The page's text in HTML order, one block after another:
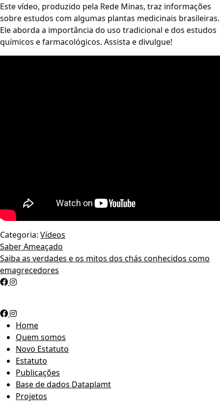
Este vídeo, produzido pela Rede Minas, traz informações
sobre estudos com algumas plantas medicinais brasileiras.
Ele aborda a importância do uso tradicional e dos estudos
químicos e farmacológicos. Assista e divulgue!
Categoria: Vídeos
Navegação
de
Post
Saber Ameaçado
Saiba as verdades e os mitos dos chás conhecidos como
emagrecedores
Home
Quem somos
Novo Estatuto
Estatuto
Publicações
Base de dados Dataplamt
Projetos